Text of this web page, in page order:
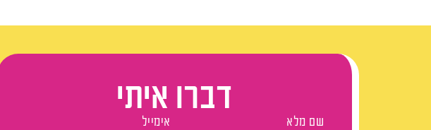
דברו איתי
שם מלא אימייל